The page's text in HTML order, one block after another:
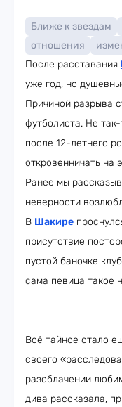
Ближе к звездам
отношения
После расставания
уже год, но
Причиной разрыва
футболиста. Не
после 12-летнего
откровенничать на
Ранее мы
неверности
В Шакире
присутствие
пустой баночке
сама певица такое
Всё тайное стало
своего
разоблачении
дива рассказала,